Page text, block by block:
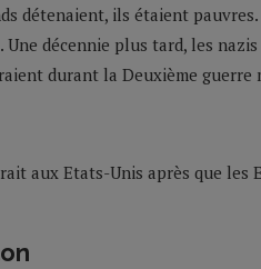
détenaient, ils étaient pauvres.
décennie plus tard, les
durant la Deuxième guerre
aux Etats-Unis après que les